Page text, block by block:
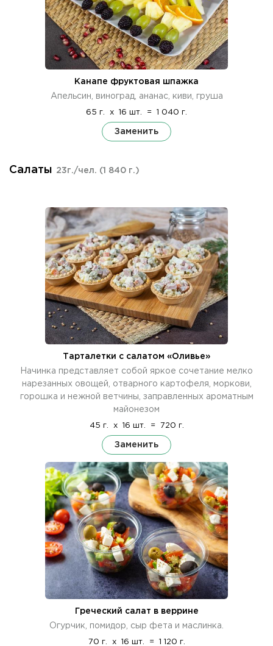
Канапе фруктовая шпажка
Апельсин, виноград, ананас, киви, груша
65 г. x 16 шт. = 1 040 г.
Заменить
Салаты 23г./чел. (1 840 г.)
Тарталетки с салатом «Оливье»
Начинка представляет собой яркое сочетание мелко
нарезанных овощей, отварного картофеля, моркови,
горошка и нежной ветчины, заправленных ароматным
майонезом
45 г. x 16 шт. = 720 г.
Заменить
Греческий салат в веррине
Огурчик, помидор, сыр фета и маслинка.
70 г. x 16 шт. = 1 120 г.